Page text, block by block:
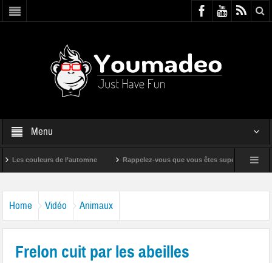
Menu
couleurs de l’automne Rappelez-vous que vous êtes super ! Bande
Home Vidéo Animaux
Frelon cuit par les abeilles